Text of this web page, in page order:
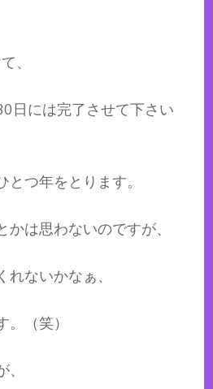
、
日には完了させて下さい
つ年をとります。
は思わないのですが、
ないかなぁ、
（笑）